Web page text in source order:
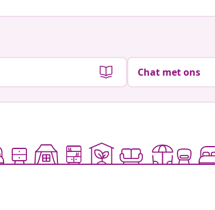
Chat met ons